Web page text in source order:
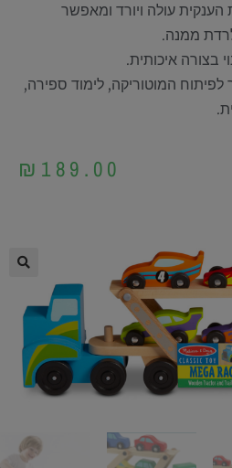
עולה ויורד ומאפשר
ממנה.
בצורה איכותית.
המוטוריקה, לימוד ספירה,
₪ 189.00